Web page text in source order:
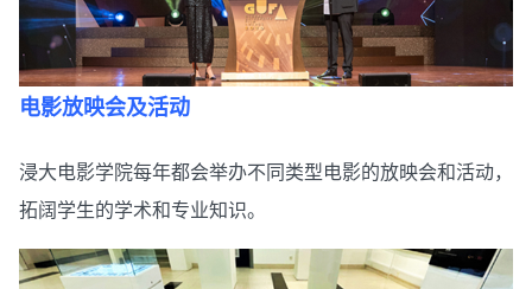
电影放映会及活动
浸大电影学院每年都会举办不同类型电影的放映会和活动，
拓阔学生的学术和专业知识。